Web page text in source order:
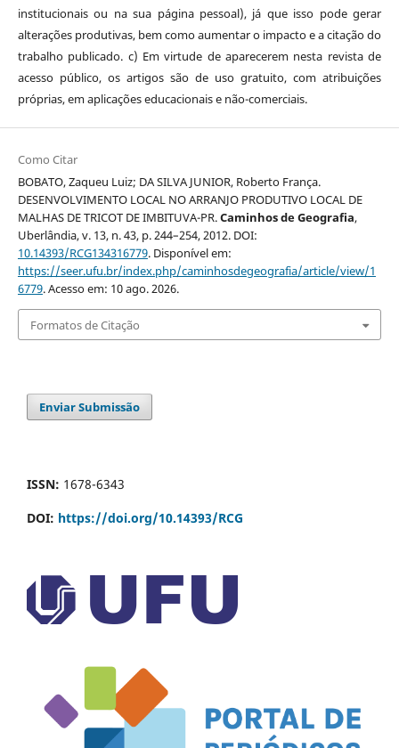
institucionais ou na sua página pessoal), já que isso pode gerar
alterações produtivas, bem como aumentar o impacto e a citação do
trabalho publicado. c) Em virtude de aparecerem nesta revista de
acesso público, os artigos são de uso gratuito, com atribuições
próprias, em aplicações educacionais e não-comerciais.
Como Citar
BOBATO, Zaqueu Luiz; DA SILVA JUNIOR, Roberto França.
DESENVOLVIMENTO LOCAL NO ARRANJO PRODUTIVO LOCAL DE
MALHAS DE TRICOT DE IMBITUVA-PR.Caminhos de Geografia,
Uberlândia, v. 13, n. 43, p. 244–254, 2012. DOI:
10.14393/RCG134316779. Disponível em:
https://seer.ufu.br/index.php/caminhosdegeografia/article/view/1
6779. Acesso em: 10 ago. 2026.
Formatos de Citação
Enviar Submissão
ISSN: 1678-6343
DOI: https://doi.org/10.14393/RCG